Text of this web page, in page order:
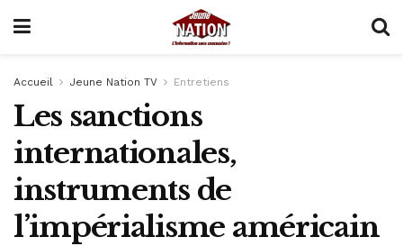
Accueil Jeune Nation TV Entretiens
Les sanctions
internationales,
instruments de
l’impérialisme américain